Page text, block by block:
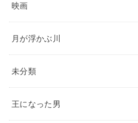
映画
月が浮かぶ川
未分類
王になった男